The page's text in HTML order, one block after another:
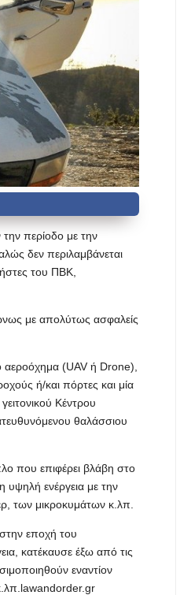
περίοδο με την
δεν περιλαμβάνεται
του ΠΒΚ,
με απολύτως ασφαλείς
(UAV ή Drone),
ή/και πόρτες και μία
Κέντρου
θαλάσσιου
που επιφέρει βλάβη στο
ενέργεια με την
των μικροκυμάτων κ.λπ.
εποχή του
κατέκαυσε έξω από τις
εναντίον